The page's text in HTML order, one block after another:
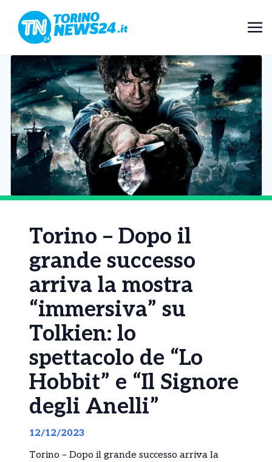
Torino – Dopo il
grande successo
arriva la mostra
“immersiva” su
Tolkien: lo
spettacolo de “Lo
Hobbit” e “Il Signore
degli Anelli”
12/12/2023
Torino – Dopo il grande successo arriva la